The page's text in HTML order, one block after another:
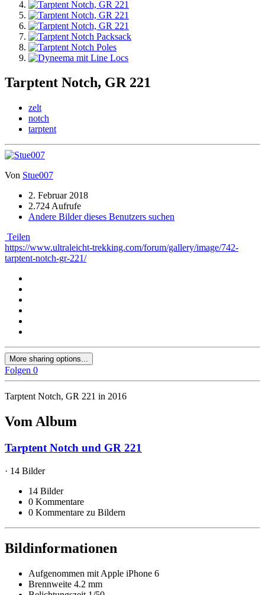
Tarptent Notch, GR 221
zelt
notch
tarptent
Von Stue007
2. Februar 2018
2.724 Aufrufe
Andere Bilder dieses Benutzers suchen
Teilen
https://www.ultraleicht-trekking.com/forum/gallery/image/742-
tarptent-notch-gr-221/
More sharing options...
Folgen 0
Tarptent Notch, GR 221 in 2016
Vom Album
Tarptent Notch und GR 221
· 14 Bilder
14 Bilder
0 Kommentare
0 Kommentare zu Bildern
Bildinformationen
Aufgenommen mit Apple iPhone 6
Brennweite 4.2 mm